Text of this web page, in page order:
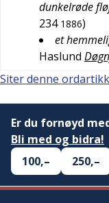
dunkelrøde
234 1886)
et
Haslund
Siter denne
Er du fornøyd
Bli med og bidra!
100,–
250,–